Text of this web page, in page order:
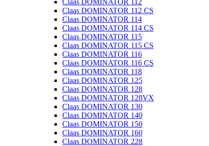
Claas DOMINATOR 112
Claas DOMINATOR 112 CS
Claas DOMINATOR 114
Claas DOMINATOR 114 CS
Claas DOMINATOR 115
Claas DOMINATOR 115 CS
Claas DOMINATOR 116
Claas DOMINATOR 116 CS
Claas DOMINATOR 118
Claas DOMINATOR 125
Claas DOMINATOR 128
Claas DOMINATOR 128VX
Claas DOMINATOR 130
Claas DOMINATOR 140
Claas DOMINATOR 150
Claas DOMINATOR 160
Claas DOMINATOR 228